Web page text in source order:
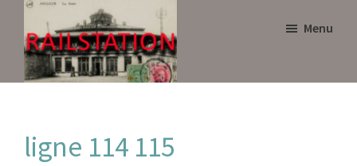
main
content
primary
sidebar
Menu
ligne 114 115